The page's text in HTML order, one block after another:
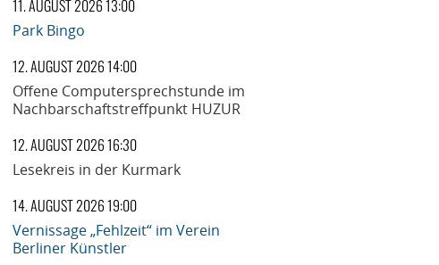
11. AUGUST 2026 13:00
Park Bingo
12. AUGUST 2026 14:00
Offene Computersprechstunde im
Nachbarschaftstreffpunkt HUZUR
12. AUGUST 2026 16:30
Lesekreis in der Kurmark
14. AUGUST 2026 19:00
Vernissage „Fehlzeit“ im Verein
Berliner Künstler